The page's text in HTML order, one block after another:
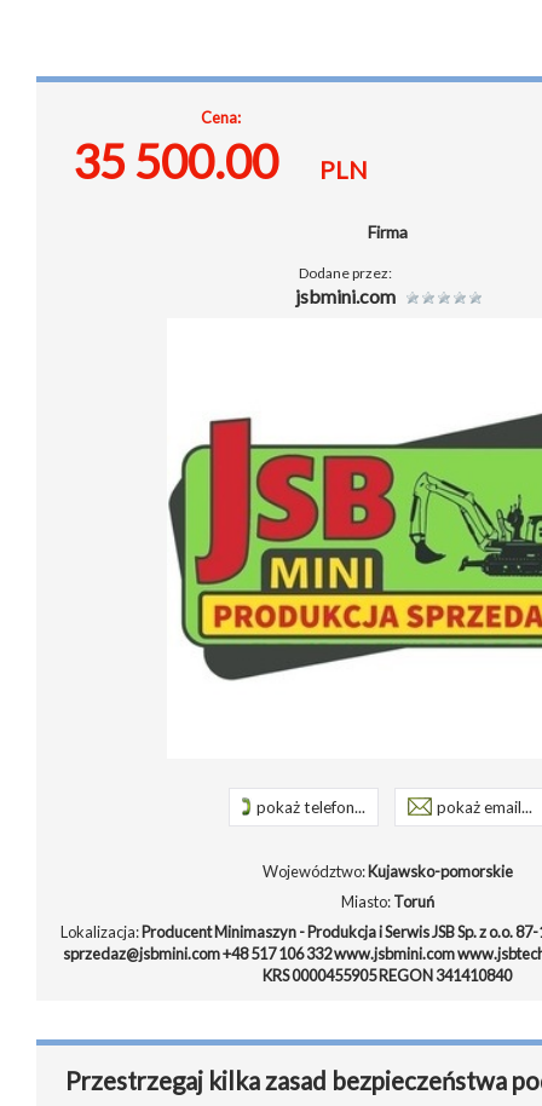
Cena:
35 500.00 PLN
Firma
Dodane przez:
jsbmini.com
pokaż telefon... pokaż email...
Województwo:Kujawsko-pomorskie
Miasto:Toruń
Lokalizacja:Producent Minimaszyn - Produkcja i Serwis JSB Sp. z o.o.
sprzedaz@jsbmini.com +48 517 106 332 www.jsbmini.com
KRS 0000455905 REGON 341410840
Przestrzegaj kilka zasad bezpieczeństwa